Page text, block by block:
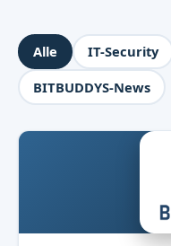
Alle IT-Security
BITBUDDYS-News